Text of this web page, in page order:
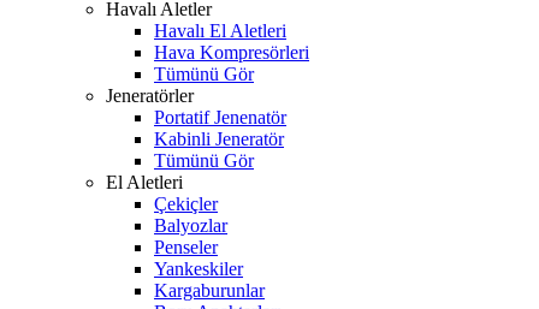
Havalı Aletler
Havalı El Aletleri
Hava Kompresörleri
Tümünü Gör
Jeneratörler
Portatif Jenenatör
Kabinli Jeneratör
Tümünü Gör
El Aletleri
Çekiçler
Balyozlar
Penseler
Yankeskiler
Kargaburunlar